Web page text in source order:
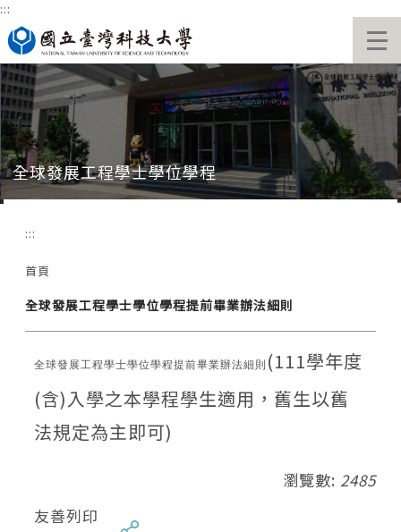
跳
到
主
要
內
容
區
:::
全球發展工程學士學位學程
:::
首頁
全球發展工程學士學位學程提前畢業辦法細則
全球發展工程學士學位學程提前畢業辦法細則 (111學年度
(含)入學之本學程學生適用，舊生以舊
法規定為主即可)
瀏覽數: 2485
友善列印